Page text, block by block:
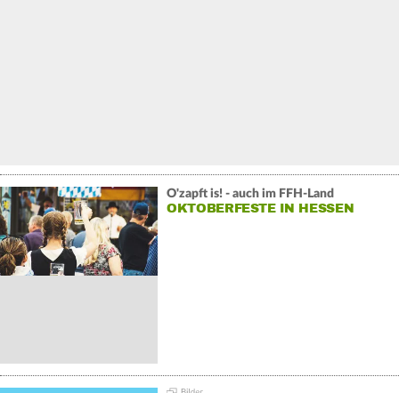
O'zapft is! - auch im FFH-Land
OKTOBERFESTE IN HESSEN